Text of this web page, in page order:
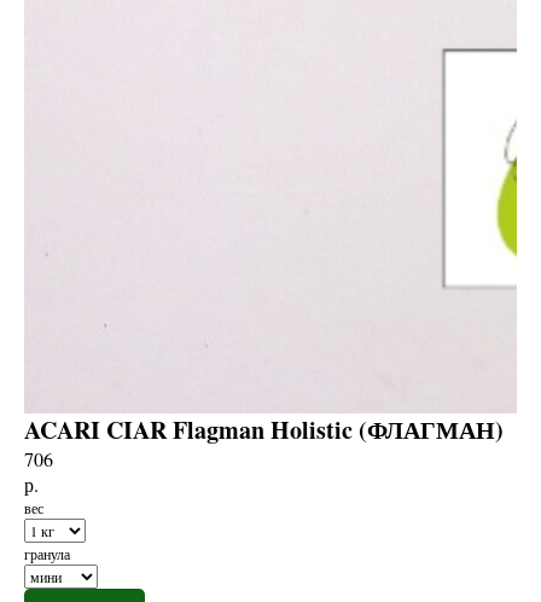
ACARI CIAR Flagman Holistic (ФЛАГМАН)
706
р.
вес
гранула